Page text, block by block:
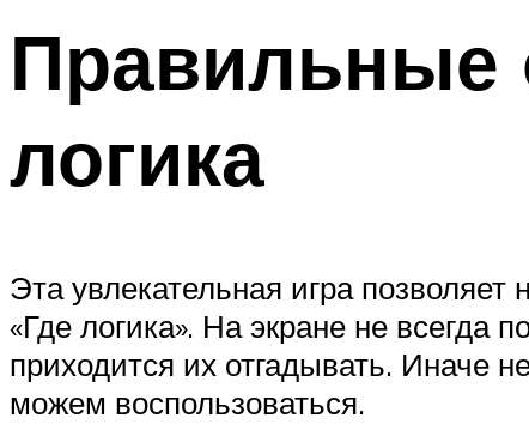
Правильные
логика
Эта увлекательная игра
«Где логика». На экране не всегда
приходится их отгадывать. Иначе
можем воспользоваться.